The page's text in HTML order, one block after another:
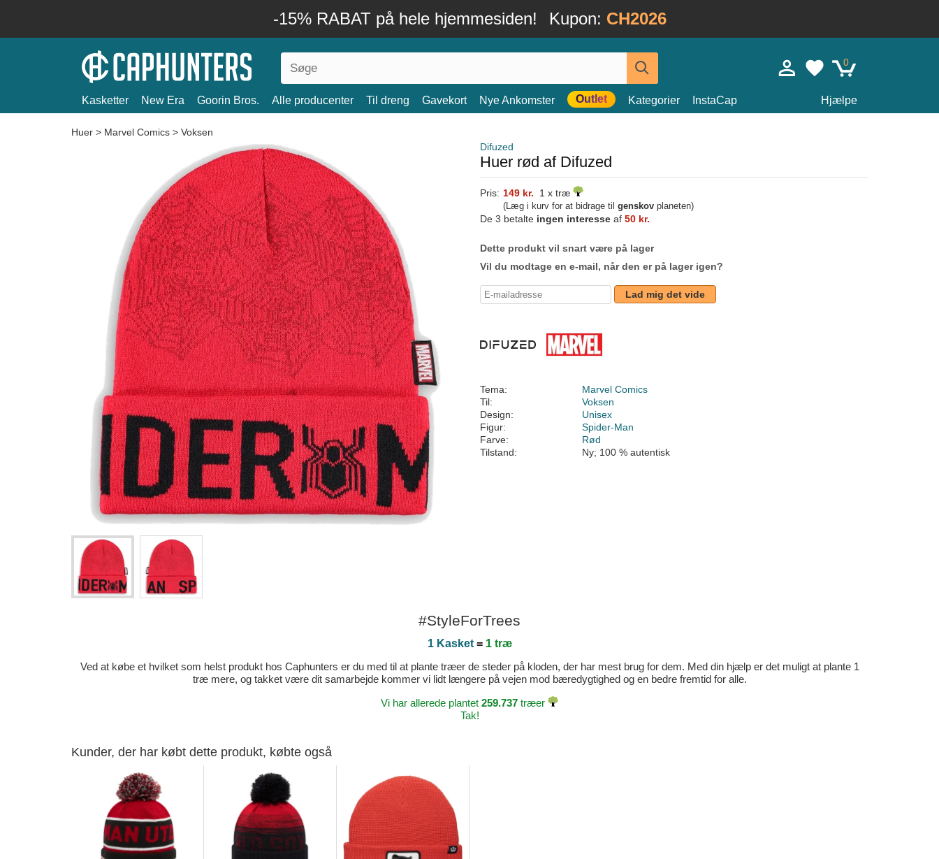
-15% RABAT på hele hjemmesiden! Kupon: CH2026
0
Kasketter New Era Goorin Bros. Alle producenter Til dreng Gavekort Nye Ankomster Outlet Kategorier InstaCap Hjælpe
Huer > Marvel Comics > Voksen
Difuzed
Huer rød af Difuzed
Pris: 149 kr. 1 x træ
(Læg i kurv for at bidrage til genskov planeten)
De 3 betalte ingen interesse af 50 kr.
Dette produkt vil snart være på lager
Vil du modtage en e-mail, når den er på lager igen?
Lad mig det vide
Tema:
Marvel Comics
Til:
Voksen
Design:
Unisex
Figur:
Spider-Man
Farve:
Rød
Tilstand:
Ny; 100 % autentisk
#StyleForTrees
1 Kasket= 1 træ
Ved at købe et hvilket som helst produkt hos Caphunters er du med til at plante træer de steder på kloden, der har mest brug for dem. Med din hjælp er det muligt at plante 1
træ mere, og takket være dit samarbejde kommer vi lidt længere på vejen mod bæredygtighed og en bedre fremtid for alle.
Vi har allerede plantet 259.737 træer
Tak!
Kunder, der har købt dette produkt, købte også